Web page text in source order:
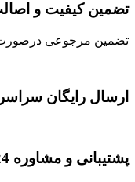
تضمین کیفیت و
تضمین مرجوعی
ارسال رایگان
پشتیبانی و مشاوره 24 ساعته